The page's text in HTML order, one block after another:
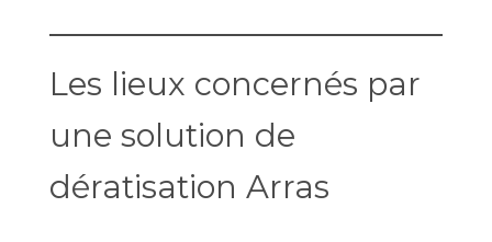
Les lieux concernés par
une solution de
dératisation Arras